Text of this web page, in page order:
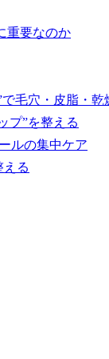
重要なのか
毛穴・皮脂・乾
プ”を整える
ルの集中ケア
る